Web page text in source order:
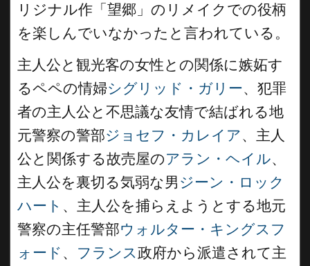
リジナル作「望郷」のリメイクでの役柄
を楽しんでいなかったと言われている。
主人公と観光客の女性との関係に嫉妬す
るペペの情婦シグリッド・ガリー、犯罪
者の主人公と不思議な友情で結ばれる地
元警察の警部ジョセフ・カレイア、主人
公と関係する故売屋のアラン・ヘイル、
主人公を裏切る気弱な男 ジーン・ロック
ハート 、主人公を捕らえようとする地元
警察の主任警部ウォルター・キングスフ
ォード 、 フランス政府から派遣されて主